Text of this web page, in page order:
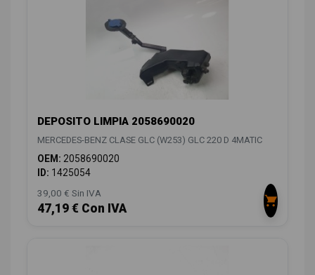
DEPOSITO LIMPIA 2058690020
MERCEDES-BENZ CLASE GLC (W253) GLC 220 D 4MATIC
OEM: 2058690020
ID: 1425054
39,00 € Sin IVA
47,19 € Con IVA